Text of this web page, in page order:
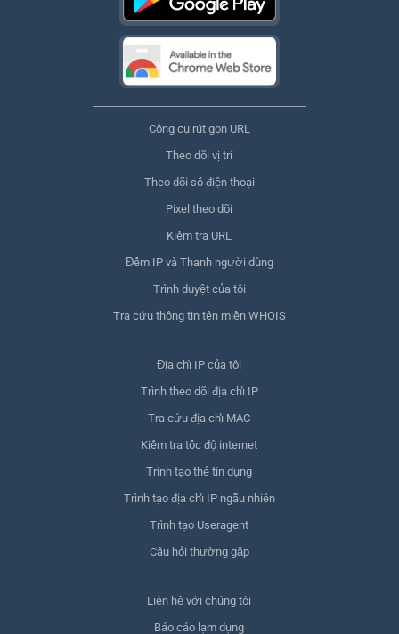
Công cụ rút gọn URL
Theo dõi vị trí
Theo dõi số điện thoại
Pixel theo dõi
Kiểm tra URL
Đếm IP và Thanh người dùng
Trình duyệt của tôi
Tra cứu thông tin tên miền WHOIS
Địa chỉ IP của tôi
Trình theo dõi địa chỉ IP
Tra cứu địa chỉ MAC
Kiểm tra tốc độ internet
Trình tạo thẻ tín dụng
Trình tạo địa chỉ IP ngẫu nhiên
Trình tạo Useragent
Câu hỏi thường gặp
Liên hệ với chúng tôi
Báo cáo lạm dụng